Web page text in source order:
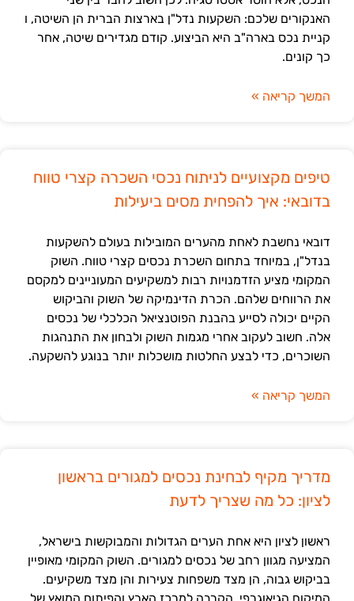
האנקורים שלכם: השקעות נדל"ן בארצות הברית הן השיטה, ו
קניית נכס בארה"ב היא הביצוע. קודם מגדירים שיטה, אחר
כך קונים.
המשך קריאה »
טיפים מקצועיים לניתוח נכסי השכרה קצרי טווח
בדובאי: איך להפחית מסים ביעילות
דובאי נחשבת לאחת מהערים המובילות בעולם להשקעות
בנדל"ן, במיוחד בתחום השכרת נכסים קצרי טווח. השוק
המקומי מציע הזדמנויות רבות למשקיעים המעוניינים למקסם
את הרווחים שלהם. הכרת הדינמיקה של השוק והביקוש
הקיים יכולה לסייע בהבנת הפוטנציאל הכלכלי של נכסים
אלה. חשוב לעקוב אחרי מגמות השוק ולבחון את התנהגות
השוכרים, כדי לבצע החלטות מושכלות יותר בנוגע להשקעה.
המשך קריאה »
מדריך מקיף לבחינת נכסים למגורים בראשון
לציון: כל מה שצריך לדעת
ראשון לציון היא אחת הערים הגדולות והמבוקשות בישראל,
המציעה מגוון רחב של נכסים למגורים. השוק המקומי מאופיין
בביקוש גבוה, הן מצד משפחות צעירות והן מצד משקיעים.